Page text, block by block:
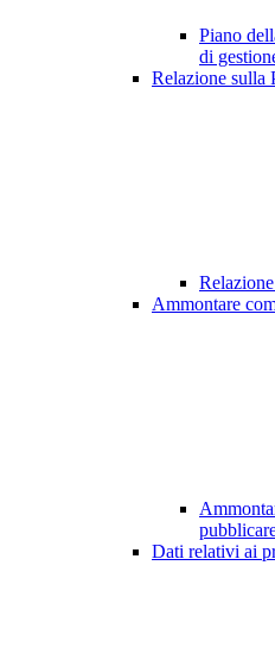
Piano
di
Relazione sulla
Ammontare
Dati relativi ai